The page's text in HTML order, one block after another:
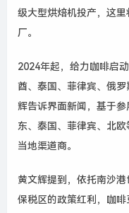
级大型烘焙机投产，这
厂。
2024年起，给力咖啡启
酋、泰国、菲律宾、俄
辉告诉界面新闻，基于
东、泰国、菲律宾、北
当地渠道商。
黄文辉提到，依托南沙
保税区的政策红利，咖